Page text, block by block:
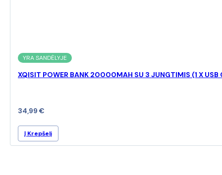
YRA SANDĖLYJE
XQISIT POWER BANK 20000MAH SU 3 JUNGTIMIS (1 X USB
34,99 €
Į Krepšelį